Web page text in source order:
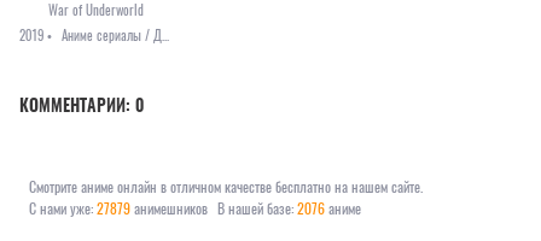
War of Underworld
2019 •
Аниме сериалы / Драма / Приключения / Романтика / Фэнтези
КОММЕНТАРИИ: 0
Смотрите аниме онлайн в отличном качестве бесплатно на нашем сайте.
С нами уже:27879анимешников В нашей базе:2076аниме